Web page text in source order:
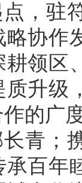
，驻
协作
领区
升级
的广
青；
百年